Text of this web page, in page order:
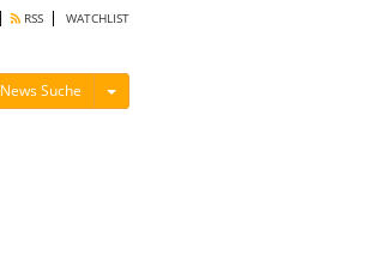
RSS WATCHLIST
News Suche Menü ein-/ausblenden